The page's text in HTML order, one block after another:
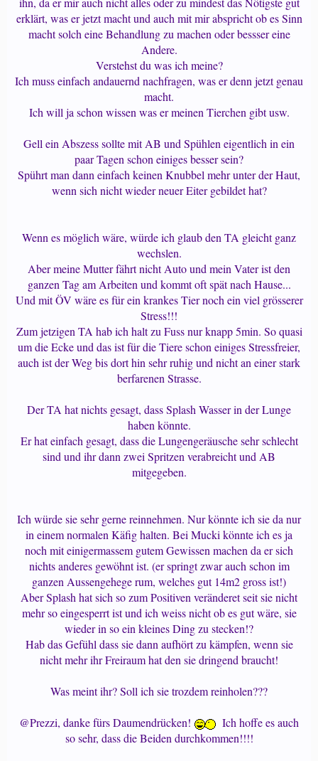
erklärt, was er jetzt macht und auch mit mir abspricht ob es Sinn
macht solch eine Behandlung zu machen oder bessser eine
Andere.
Verstehst du was ich meine?
Ich muss einfach andauernd nachfragen, was er denn jetzt genau
macht.
Ich will ja schon wissen was er meinen Tierchen gibt usw.
Gell ein Abszess sollte mit AB und Spühlen eigentlich in ein
paar Tagen schon einiges besser sein?
Spührt man dann einfach keinen Knubbel mehr unter der Haut,
wenn sich nicht wieder neuer Eiter gebildet hat?
Wenn es möglich wäre, würde ich glaub den TA gleicht ganz
wechslen.
Aber meine Mutter fährt nicht Auto und mein Vater ist den
ganzen Tag am Arbeiten und kommt oft spät nach Hause...
Und mit ÖV wäre es für ein krankes Tier noch ein viel grösserer
Stress!!!
Zum jetzigen TA hab ich halt zu Fuss nur knapp 5min. So quasi
um die Ecke und das ist für die Tiere schon einiges Stressfreier,
auch ist der Weg bis dort hin sehr ruhig und nicht an einer stark
berfarenen Strasse.
Der TA hat nichts gesagt, dass Splash Wasser in der Lunge
haben könnte.
Er hat einfach gesagt, dass die Lungengeräusche sehr schlecht
sind und ihr dann zwei Spritzen verabreicht und AB
mitgegeben.
Ich würde sie sehr gerne reinnehmen. Nur könnte ich sie da nur
in einem normalen Käfig halten. Bei Mucki könnte ich es ja
noch mit einigermassem gutem Gewissen machen da er sich
nichts anderes gewöhnt ist. (er springt zwar auch schon im
ganzen Aussengehege rum, welches gut 14m2 gross ist!)
Aber Splash hat sich so zum Positiven veränderet seit sie nicht
mehr so eingesperrt ist und ich weiss nicht ob es gut wäre, sie
wieder in so ein kleines Ding zu stecken!?
Hab das Gefühl dass sie dann aufhört zu kämpfen, wenn sie
nicht mehr ihr Freiraum hat den sie dringend braucht!
Was meint ihr? Soll ich sie trozdem reinholen???
@Prezzi, danke fürs Daumendrücken!
Ich hoffe es auch
so sehr, dass die Beiden durchkommen!!!!